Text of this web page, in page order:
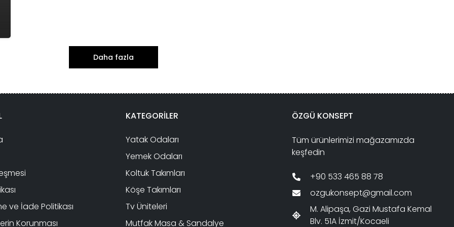
Daha fazla
ve İade Politikası
Korunması
KATEGORİLER
Yatak Odaları
Yemek Odaları
Koltuk Takımları
Köşe Takımları
Tv Üniteleri
Mutfak Masa & Sandalye
ÖZGÜ KONSEPT
Tüm ürünlerimizi mağazamızda
keşfedin
+90 533 465 88 78
ozgukonsept@gmail.com
M. Alipaşa, Gazi Mustafa Kemal
Blv. 51A İzmit/Kocaeli